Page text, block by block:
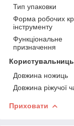
Тип упаковки
Форма робочих
інструменту
Функціональне
призначення
Довжина ножиць
Довжина ріжучої
Приховати